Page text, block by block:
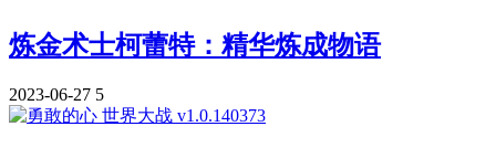
炼金术士柯蕾特：精华炼成物语
2023-06-27 5